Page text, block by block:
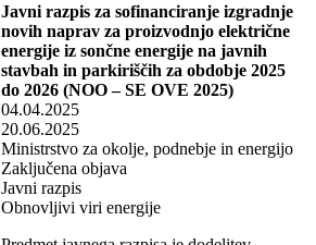
Javni razpis za sofinanciranje izgradnje
novih naprav za proizvodnjo električne
energije iz sončne energije na javnih
stavbah in parkiriščih za obdobje 2025
do 2026 (NOO – SE OVE 2025)
04.04.2025
20.06.2025
Ministrstvo za okolje, podnebje in energijo
Zaključena objava
Javni razpis
Obnovljivi viri energije